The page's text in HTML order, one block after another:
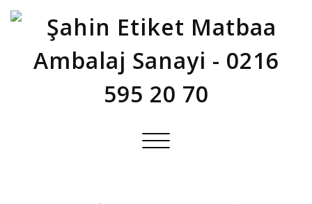
Şahin Etiket Matbaa Ambalaj
Sanayi – 0216 595 20 70
Toggle